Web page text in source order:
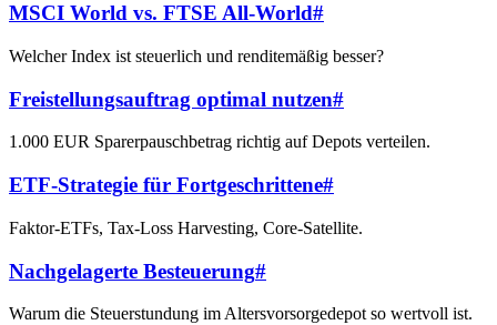
MSCI World vs. FTSE All-World#
Welcher Index ist steuerlich und renditemäßig besser?
Freistellungsauftrag optimal nutzen#
1.000 EUR Sparerpauschbetrag richtig auf Depots verteilen.
ETF-Strategie für Fortgeschrittene#
Faktor-ETFs, Tax-Loss Harvesting, Core-Satellite.
Nachgelagerte Besteuerung#
Warum die Steuerstundung im Altersvorsorgedepot so wertvoll ist.